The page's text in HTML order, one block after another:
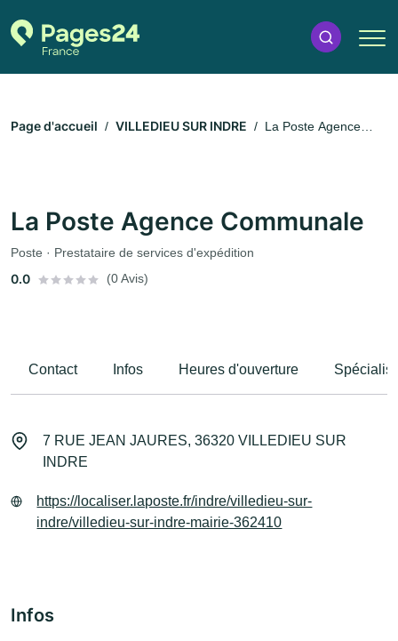
Page d'accueil VILLEDIEU SUR INDRE
La Poste Agence
La Poste Agence Communale
Poste · Prestataire de services d'expédition
0.0 (0 Avis)
Contact Infos Heures d'ouverture
7 RUE JEAN JAURES, 36320 VILLEDIEU SUR
INDRE
https://localiser.laposte.fr/indre/villedieu-sur-
indre/villedieu-sur-indre-mairie-362410
Infos